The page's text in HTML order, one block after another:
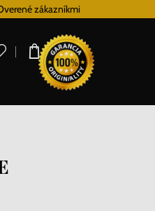
zákazníkmi
0,00 €